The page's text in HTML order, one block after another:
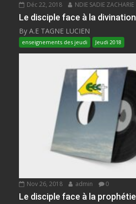
Déc 22, 2018 NDIE SADIE ZACHARIE
Le disciple face à la divination
By A.E TAGNE LUCIEN
enseignements des jeudi Jeudi 2018
Nov 26, 2018 admin 0
Le disciple face à la prophétie